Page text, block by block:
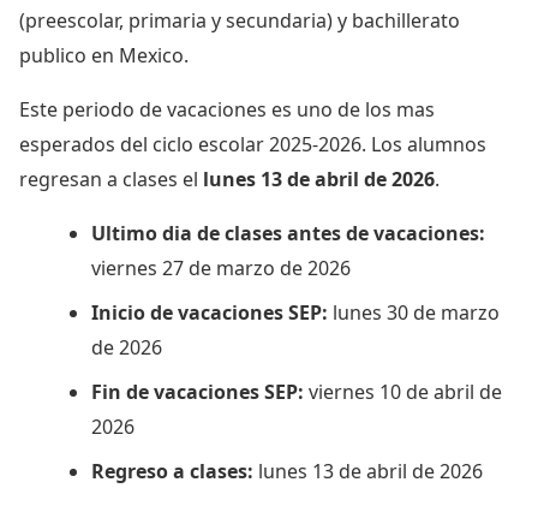
(preescolar, primaria y secundaria) y bachillerato
publico en Mexico.
Este periodo de vacaciones es uno de los mas
esperados del ciclo escolar 2025-2026. Los alumnos
regresan a clases el lunes 13 de abril de 2026.
Ultimo dia de clases antes de vacaciones:
viernes 27 de marzo de 2026
Inicio de vacaciones SEP: lunes 30 de marzo
de 2026
Fin de vacaciones SEP: viernes 10 de abril de
2026
Regreso a clases: lunes 13 de abril de 2026